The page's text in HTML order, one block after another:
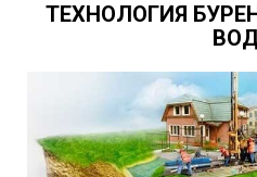
ТЕХНОЛОГИЯ